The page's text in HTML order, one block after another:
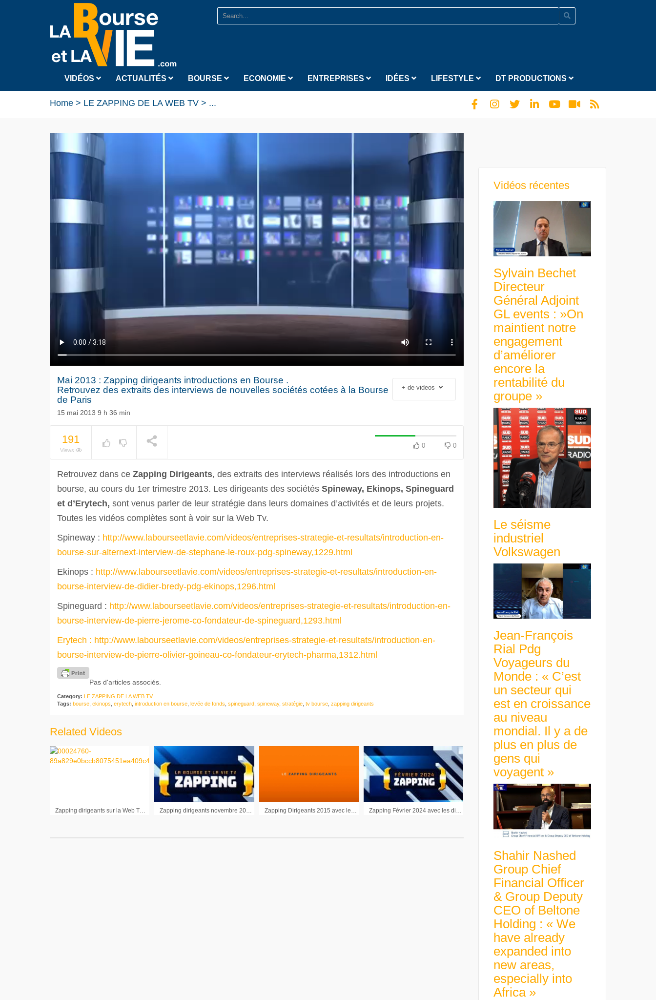
VIDÉOS ACTUALITÉS BOURSE ECONOMIE ENTREPRISES IDÉES LIFESTYLE DT PRODUCTIONS
Home > LE ZAPPING DE LA WEB TV > ...
Euro numérique : la BCE
avance avec un frein à main !
Mai 2013 : Zapping dirigeants introductions en Bourse .
Retrouvez des extraits des interviews de nouvelles sociétés cotées à la Bourse
de Paris
15 mai 2013 9 h 36 min
+ de videos
191
Views
0 0
Retrouvez dans ce Zapping Dirigeants, des extraits des interviews réalisés lors des introductions en
bourse, au cours du 1er trimestre 2013. Les dirigeants des sociétés Spineway, Ekinops, Spineguard
et d’Erytech, sont venus parler de leur stratégie dans leurs domaines d’activités et de leurs projets.
Toutes les vidéos complètes sont à voir sur la Web Tv.
Spineway : http://www.labourseetlavie.com/videos/entreprises-strategie-et-resultats/introduction-en-
bourse-sur-alternext-interview-de-stephane-le-roux-pdg-spineway,1229.html
Ekinops : http://www.labourseetlavie.com/videos/entreprises-strategie-et-resultats/introduction-en-
bourse-interview-de-didier-bredy-pdg-ekinops,1296.html
Spineguard : http://www.labourseetlavie.com/videos/entreprises-strategie-et-resultats/introduction-en-
bourse-interview-de-pierre-jerome-co-fondateur-de-spineguard,1293.html
Erytech : http://www.labourseetlavie.com/videos/entreprises-strategie-et-resultats/introduction-en-
bourse-interview-de-pierre-olivier-goineau-co-fondateur-erytech-pharma,1312.html
Pas d'articles associés.
Category: LE ZAPPING DE LA WEB TV
Tags: bourse ekinops erytech introduction en bourse levée de fonds spineguard spineway, stratégie tv bourse zapping dirigeants
Related Videos
Vidéos récentes
Sylvain Bechet
Directeur
Général Adjoint
GL events : »On
maintient notre
engagement
d’améliorer
encore la
rentabilité du
groupe »
Le séisme
industriel
Volkswagen
Jean-François
Rial Pdg
Voyageurs du
Monde : « C’est
un secteur qui
est en croissance
au niveau
mondial. Il y a de
plus en plus de
gens qui
voyagent »
Shahir Nashed
Group Chief
Financial Officer
& Group Deputy
CEO of Beltone
Holding : « We
have already
expanded into
new areas,
especially into
Africa »